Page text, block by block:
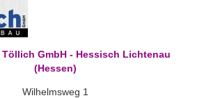
GmbH - Hessisch Lichtenau
(Hessen)
Wilhelmsweg 1